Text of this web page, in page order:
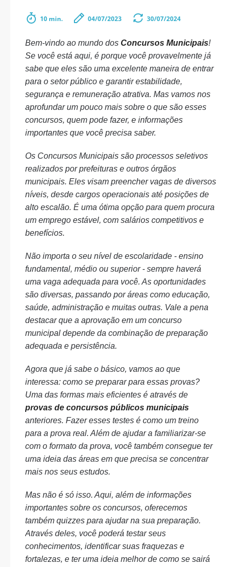
10 min. 04/07/2023 30/07/2024
Bem-vindo ao mundo dos Concursos Municipais!
Se você está aqui, é porque você provavelmente já
sabe que eles são uma excelente maneira de entrar
para o setor público e garantir estabilidade,
segurança e remuneração atrativa. Mas vamos nos
aprofundar um pouco mais sobre o que são esses
concursos, quem pode fazer, e informações
importantes que você precisa saber.
Os Concursos Municipais são processos seletivos
realizados por prefeituras e outros órgãos
municipais. Eles visam preencher vagas de diversos
níveis, desde cargos operacionais até posições de
alto escalão. É uma ótima opção para quem procura
um emprego estável, com salários competitivos e
benefícios.
Não importa o seu nível de escolaridade - ensino
fundamental, médio ou superior - sempre haverá
uma vaga adequada para você. As oportunidades
são diversas, passando por áreas como educação,
saúde, administração e muitas outras. Vale a pena
destacar que a aprovação em um concurso
municipal depende da combinação de preparação
adequada e persistência.
Agora que já sabe o básico, vamos ao que
interessa: como se preparar para essas provas?
Uma das formas mais eficientes é através de
provas de concursos públicos municipais
anteriores. Fazer esses testes é como um treino
para a prova real. Além de ajudar a familiarizar-se
com o formato da prova, você também consegue ter
uma ideia das áreas em que precisa se concentrar
mais nos seus estudos.
Mas não é só isso. Aqui, além de informações
importantes sobre os concursos, oferecemos
também quizzes para ajudar na sua preparação.
Através deles, você poderá testar seus
conhecimentos, identificar suas fraquezas e
fortalezas, e ter uma ideia melhor de como se sairá